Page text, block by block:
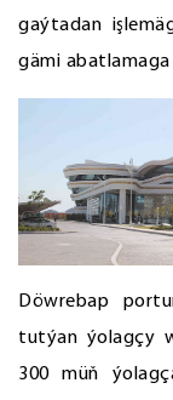
gaýtadan
gämi
Döwrebap
tutýan ýolagçy
300 müň